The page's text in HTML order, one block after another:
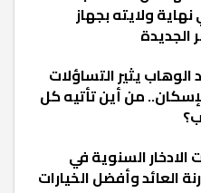
ولايته بجهاز
الجديدة
يثير التساؤلات
من أين تأتيه كل
السنوية في
العائد وأفضل الخيارات